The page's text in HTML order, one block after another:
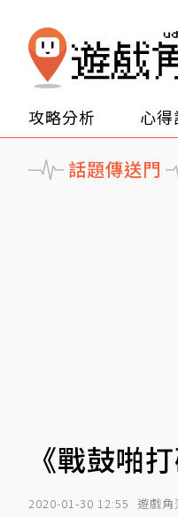
攻略分析 心得
話題傳送門
《戰鼓啪
2020-01-30 12:55 遊戲